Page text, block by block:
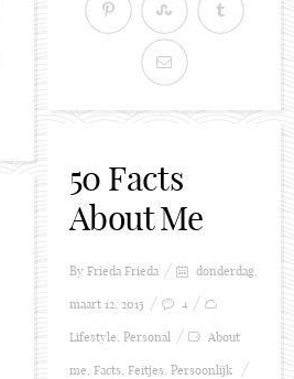
50 Facts
About Me
By Frieda Frieda donderdag,
maart 12, 2015 4
Lifestyle, Personal About
me, Facts, Feitjes, Persoonlijk